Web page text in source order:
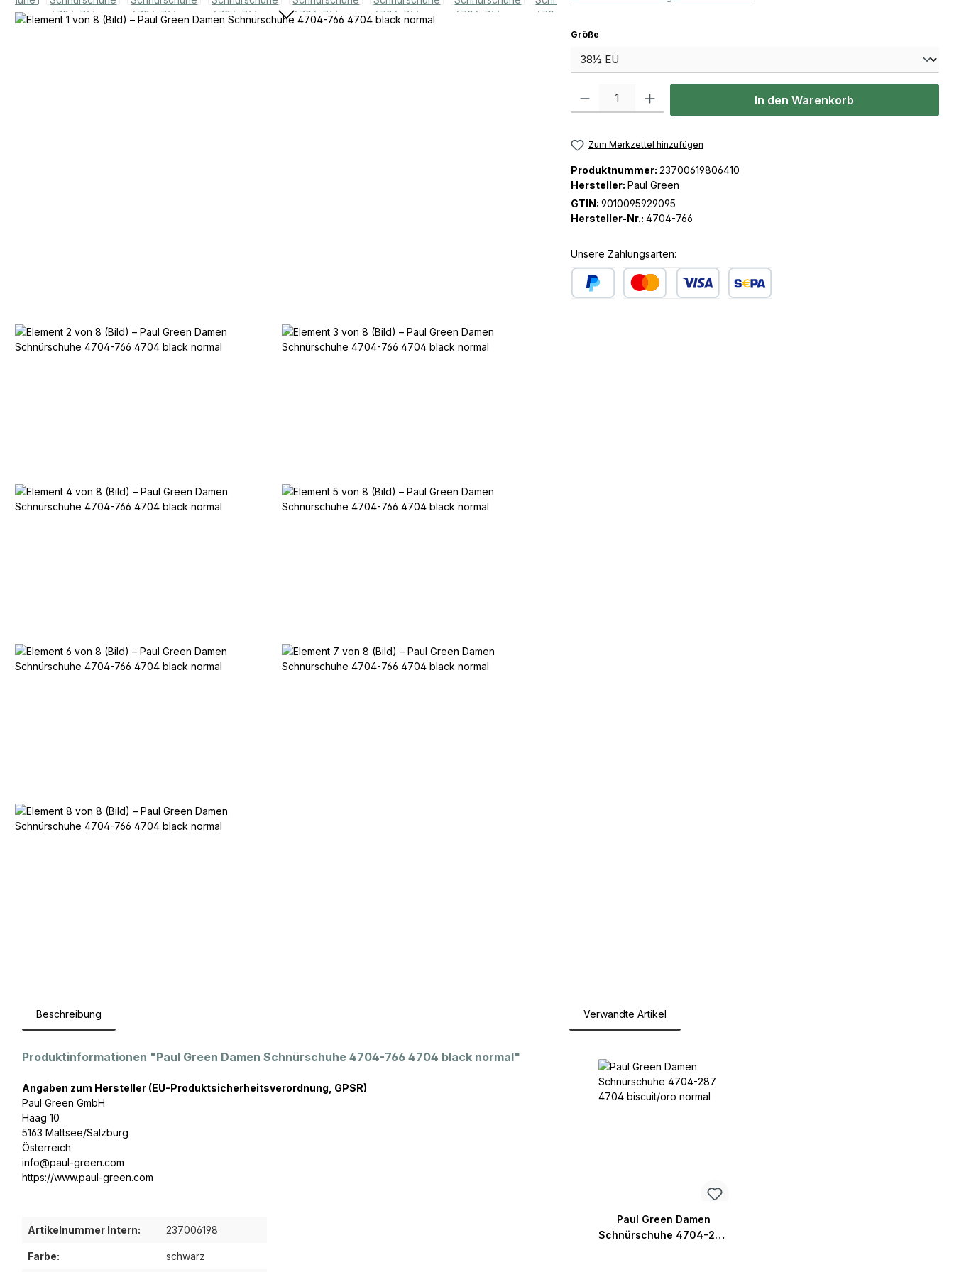
Größeauswählen
Produkt Anzahl: Gib den gewünschten Wert ein oder benutze die Schaltflächen
In den Warenkorb
Zum Merkzettel hinzufügen
Produktnummer: 23700619806410
Hersteller: Paul Green
GTIN: 9010095929095
Hersteller-Nr.: 4704-766
Unsere Zahlungsarten:
Beschreibung
Produktinformationen "Paul Green Damen Schnürschuhe 4704-766 4704 black normal"
Angaben zum Hersteller (EU-Produktsicherheitsverordnung, GPSR)
Paul Green GmbH
Haag 10
5163 Mattsee/Salzburg
Österreich
info@paul-green.com
https://www.paul-green.com
Artikelnummer Intern: 237006198
Farbe: schwarz
Verwandte Artikel
Paul Green Damen
Schnürschuhe 4704-287